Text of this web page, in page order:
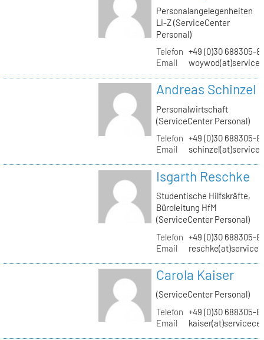
Personalangelegenheiten
Li-Z (ServiceCenter
Personal)
Telefon +49 (0)30 688305-
Email
Andreas Schinzel
Personalwirtschaft
(ServiceCenter Personal)
Telefon +49 (0)30 688305-
Email
Isgarth Reschke
Studentische Hilfskräfte,
Büroleitung HfM
(ServiceCenter Personal)
Telefon +49 (0)30 688305-
Email
Carola Kaiser
(ServiceCenter Personal)
Telefon +49 (0)30 688305-
Email